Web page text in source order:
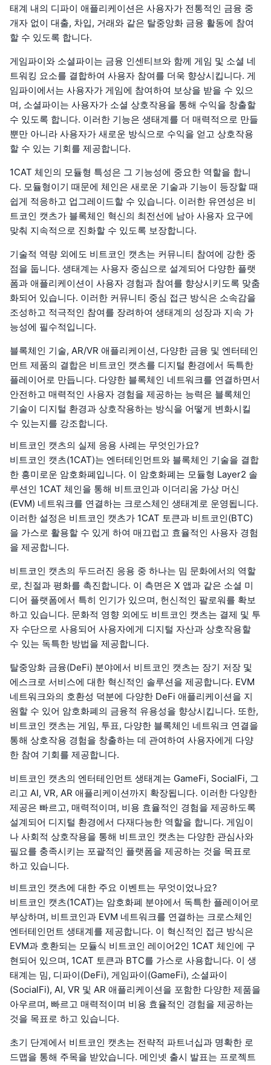
태계 내의 디파이 애플리케이션은 사용자가 전통적인 금융 중
개자 없이 대출, 차입, 거래와 같은 탈중앙화 금융 활동에 참여
할 수 있도록 합니다.
게임파이와 소셜파이는 금융 인센티브와 함께 게임 및 소셜 네
트워킹 요소를 결합하여 사용자 참여를 더욱 향상시킵니다. 게
임파이에서는 사용자가 게임에 참여하여 보상을 받을 수 있으
며, 소셜파이는 사용자가 소셜 상호작용을 통해 수익을 창출할
수 있도록 합니다. 이러한 기능은 생태계를 더 매력적으로 만들
뿐만 아니라 사용자가 새로운 방식으로 수익을 얻고 상호작용
할 수 있는 기회를 제공합니다.
1CAT 체인의 모듈형 특성은 그 기능성에 중요한 역할을 합니
다. 모듈형이기 때문에 체인은 새로운 기술과 기능이 등장할 때
쉽게 적응하고 업그레이드할 수 있습니다. 이러한 유연성은 비
트코인 캣츠가 블록체인 혁신의 최전선에 남아 사용자 요구에
맞춰 지속적으로 진화할 수 있도록 보장합니다.
기술적 역량 외에도 비트코인 캣츠는 커뮤니티 참여에 강한 중
점을 둡니다. 생태계는 사용자 중심으로 설계되어 다양한 플랫
폼과 애플리케이션이 사용자 경험과 참여를 향상시키도록 맞춤
화되어 있습니다. 이러한 커뮤니티 중심 접근 방식은 소속감을
조성하고 적극적인 참여를 장려하여 생태계의 성장과 지속 가
능성에 필수적입니다.
블록체인 기술, AR/VR 애플리케이션, 다양한 금융 및 엔터테인
먼트 제품의 결합은 비트코인 캣츠를 디지털 환경에서 독특한
플레이어로 만듭니다. 다양한 블록체인 네트워크를 연결하면서
안전하고 매력적인 사용자 경험을 제공하는 능력은 블록체인
기술이 디지털 환경과 상호작용하는 방식을 어떻게 변화시킬
수 있는지를 강조합니다.
비트코인 캣츠의 실제 응용 사례는 무엇인가요?
비트코인 캣츠(1CAT)는 엔터테인먼트와 블록체인 기술을 결합
한 흥미로운 암호화폐입니다. 이 암호화폐는 모듈형 Layer2 솔
루션인 1CAT 체인을 통해 비트코인과 이더리움 가상 머신
(EVM) 네트워크를 연결하는 크로스체인 생태계로 운영됩니다.
이러한 설정은 비트코인 캣츠가 1CAT 토큰과 비트코인(BTC)
을 가스로 활용할 수 있게 하여 매끄럽고 효율적인 사용자 경험
을 제공합니다.
비트코인 캣츠의 두드러진 응용 중 하나는 밈 문화에서의 역할
로, 친절과 평화를 촉진합니다. 이 측면은 X 앱과 같은 소셜 미
디어 플랫폼에서 특히 인기가 있으며, 헌신적인 팔로워를 확보
하고 있습니다. 문화적 영향 외에도 비트코인 캣츠는 결제 및 투
자 수단으로 사용되어 사용자에게 디지털 자산과 상호작용할
수 있는 독특한 방법을 제공합니다.
탈중앙화 금융(DeFi) 분야에서 비트코인 캣츠는 장기 저장 및
에스크로 서비스에 대한 혁신적인 솔루션을 제공합니다. EVM
네트워크와의 호환성 덕분에 다양한 DeFi 애플리케이션을 지
원할 수 있어 암호화폐의 금융적 유용성을 향상시킵니다. 또한,
비트코인 캣츠는 게임, 투표, 다양한 블록체인 네트워크 연결을
통해 상호작용 경험을 창출하는 데 관여하여 사용자에게 다양
한 참여 기회를 제공합니다.
비트코인 캣츠의 엔터테인먼트 생태계는 GameFi, SocialFi, 그
리고 AI, VR, AR 애플리케이션까지 확장됩니다. 이러한 다양한
제공은 빠르고, 매력적이며, 비용 효율적인 경험을 제공하도록
설계되어 디지털 환경에서 다재다능한 역할을 합니다. 게임이
나 사회적 상호작용을 통해 비트코인 캣츠는 다양한 관심사와
필요를 충족시키는 포괄적인 플랫폼을 제공하는 것을 목표로
하고 있습니다.
비트코인 캣츠에 대한 주요 이벤트는 무엇이었나요?
비트코인 캣츠(1CAT)는 암호화폐 분야에서 독특한 플레이어로
부상하며, 비트코인과 EVM 네트워크를 연결하는 크로스체인
엔터테인먼트 생태계를 제공합니다. 이 혁신적인 접근 방식은
EVM과 호환되는 모듈식 비트코인 레이어2인 1CAT 체인에 구
현되어 있으며, 1CAT 토큰과 BTC를 가스로 사용합니다. 이 생
태계는 밈, 디파이(DeFi), 게임파이(GameFi), 소셜파이
(SocialFi), AI, VR 및 AR 애플리케이션을 포함한 다양한 제품을
아우르며, 빠르고 매력적이며 비용 효율적인 경험을 제공하는
것을 목표로 하고 있습니다.
초기 단계에서 비트코인 캣츠는 전략적 파트너십과 명확한 로
드맵을 통해 주목을 받았습니다. 메인넷 출시 발표는 프로젝트